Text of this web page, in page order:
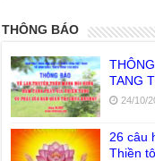
THÔNG BÁO
TANG
24/10/
26 câu
Thiền